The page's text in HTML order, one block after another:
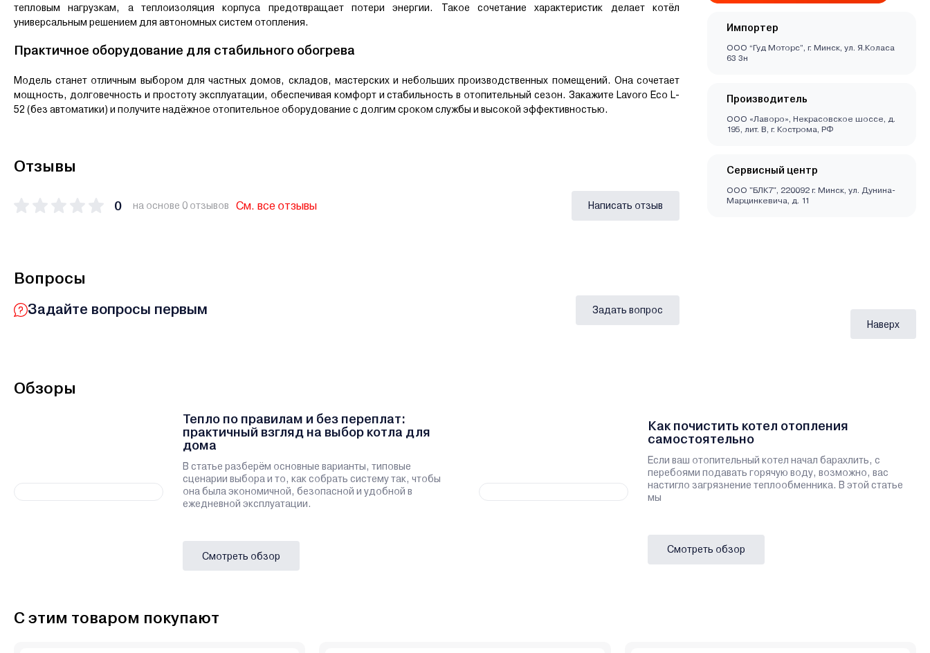
тепловым нагрузкам, а теплоизоляция корпуса предотвращает потери энергии. Такое сочетание характеристик делает котёл
универсальным решением для автономных систем отопления.
Практичное оборудование для стабильного обогрева
Модель станет отличным выбором для частных домов, складов, мастерских и небольших производственных помещений. Она сочетает
мощность, долговечность и простоту эксплуатации, обеспечивая комфорт и стабильность в отопительный сезон. Закажите Lavoro Eco L-
52 (без автоматики) и получите надёжное отопительное оборудование с долгим сроком службы и высокой эффективностью.
Отзывы
0 на основе 0 отзывов См. все отзывы Написать отзыв
Вопросы
Задайте вопросы первым Задать вопрос
Импортер
ООО “Гуд Моторс”, г. Минск, ул. Я.Коласа
63 3н
Производитель
ООО «Лаворо», Некрасовское шоссе, д.
195, лит. В, г. Кострома, РФ
Сервисный центр
ООО "БЛК7", 220092 г. Минск, ул. Дунина-
Марцинкевича, д. 11
Наверх
Обзоры
Тепло по правилам и без переплат:
практичный взгляд на выбор котла для
дома
В статье разберём основные варианты, типовые
сценарии выбора и то, как собрать систему так, чтобы
она была экономичной, безопасной и удобной в
ежедневной эксплуатации.
Смотреть обзор
Как почистить котел отопления
самостоятельно
Если ваш отопительный котел начал барахлить, с
перебоями подавать горячую воду, возможно, вас
настигло загрязнение теплообменника. В этой статье
мы
Смотреть обзор
С этим товаром покупают